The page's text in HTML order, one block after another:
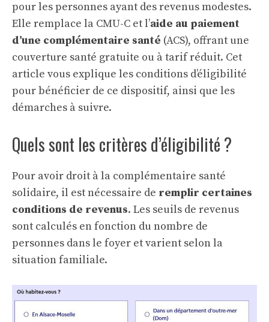
pour les personnes ayant des revenus modestes.
Elle remplace la CMU-C et l’aide au paiement
d’une complémentaire santé (ACS), offrant une
couverture santé gratuite ou à tarif réduit. Cet
article vous explique les conditions d’éligibilité
pour bénéficier de ce dispositif, ainsi que les
démarches à suivre.
Quels sont les critères d’éligibilité ?
Pour avoir droit à la complémentaire santé
solidaire, il est nécessaire de remplir certaines
conditions de revenus. Les seuils de revenus
sont calculés en fonction du nombre de
personnes dans le foyer et varient selon la
situation familiale.